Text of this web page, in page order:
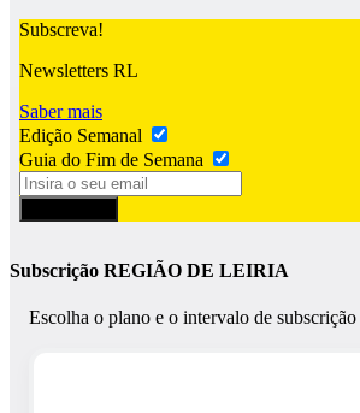
Subscreva!
Newsletters RL
Saber mais
Edição Semanal
Guia do Fim de Semana
Subscrição REGIÃO DE LEIRIA
Escolha o plano e o intervalo de subscrição